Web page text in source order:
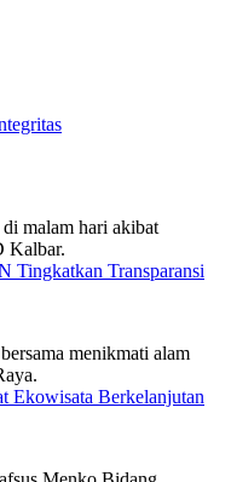
Tingkatkan Transparansi
Ekowisata Berkelanjutan